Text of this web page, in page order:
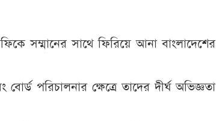
সম্মানের সাথে ফিরিয়ে আনা বাংলাদেশের
পরিচালনার ক্ষেত্রে তাদের দীর্ঘ অভিজ্ঞতা